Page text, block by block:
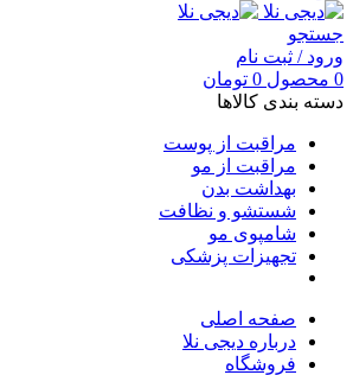
جستجو
ورود / ثبت نام
0 محصول 0 تومان
دسته بندی کالاها
مراقبت از پوست
مراقبت از مو
بهداشت بدن
شستشو و نظافت
شامپوی مو
تجهیزات پزشکی
صفحه اصلی
درباره دیجی نلا
فروشگاه